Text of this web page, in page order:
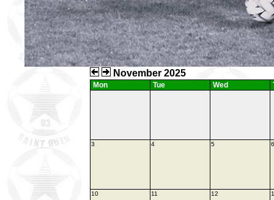
November 2025
Mon Tue Wed
3 4 5 6
10 11 12